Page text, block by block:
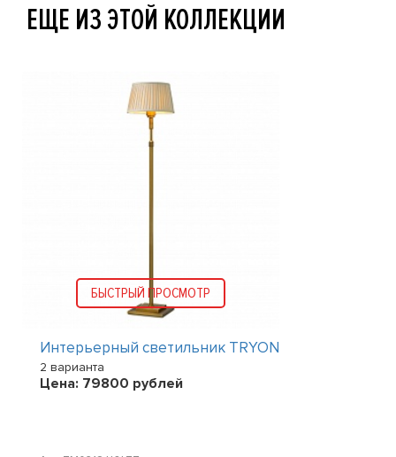
ЕЩЕ ИЗ ЭТОЙ КОЛЛЕКЦИИ
БЫСТРЫЙ ПРОСМОТР
Интерьерный светильник TRYON
2 варианта
Цена: 79800 рублей